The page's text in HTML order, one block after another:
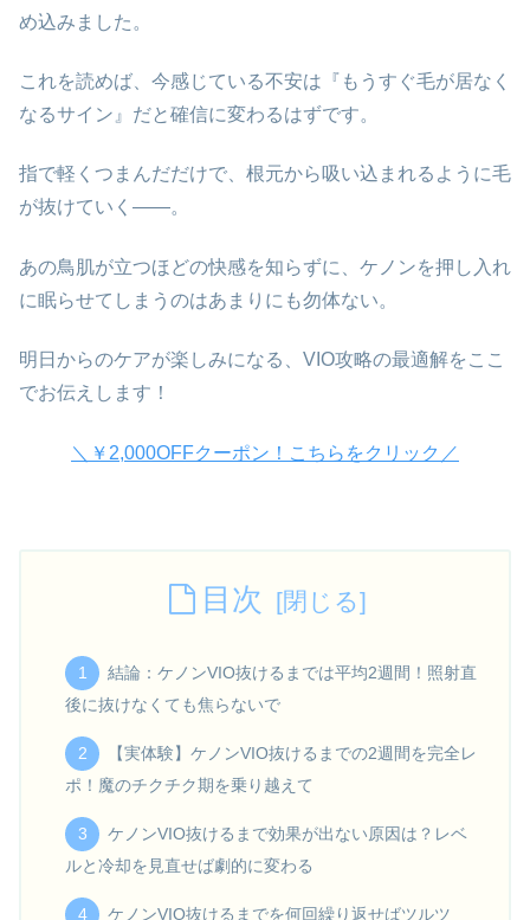
め込みました。
これを読めば、今感じている不安は『もうすぐ毛が居なく
なるサイン』だと確信に変わるはずです。
指で軽くつまんだだけで、根元から吸い込まれるように毛
が抜けていく——。
あの鳥肌が立つほどの快感を知らずに、ケノンを押し入れ
に眠らせてしまうのはあまりにも勿体ない。
明日からのケアが楽しみになる、VIO攻略の最適解をここ
でお伝えします！
＼￥2,000OFFクーポン！こちらをクリック／
目次
結論：ケノンVIO抜けるまでは平均2週間！照射直
後に抜けなくても焦らないで
【実体験】ケノンVIO抜けるまでの2週間を完全レ
ポ！魔のチクチク期を乗り越えて
ケノンVIO抜けるまで効果が出ない原因は？レベ
ルと冷却を見直せば劇的に変わる
ケノンVIO抜けるまでを何回繰り返せばツルツ